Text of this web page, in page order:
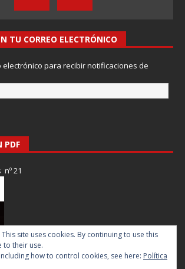
TU CORREO ELECTRÓNICO
para recibir notificaciones de
PDF
21
site uses cookies. By continuing to use this
to their use.
how to control cookies, see here: Política